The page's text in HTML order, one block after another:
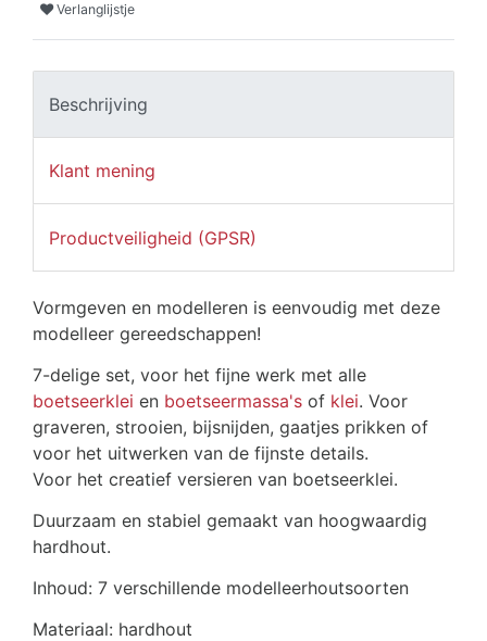
Verlanglijstje
Beschrijving
Klant mening
Productveiligheid (GPSR)
Vormgeven en modelleren is eenvoudig met deze
modelleer gereedschappen!
7-delige set, voor het fijne werk met alle
boetseerklei en boetseermassa's of klei. Voor
graveren, strooien, bijsnijden, gaatjes prikken of
voor het uitwerken van de fijnste details.
Voor het creatief versieren van boetseerklei.
Duurzaam en stabiel gemaakt van hoogwaardig
hardhout.
Inhoud: 7 verschillende modelleerhoutsoorten
Materiaal: hardhout